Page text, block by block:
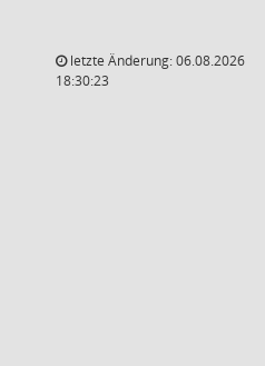
letzte Änderung: 06.08.2026
18:30:23